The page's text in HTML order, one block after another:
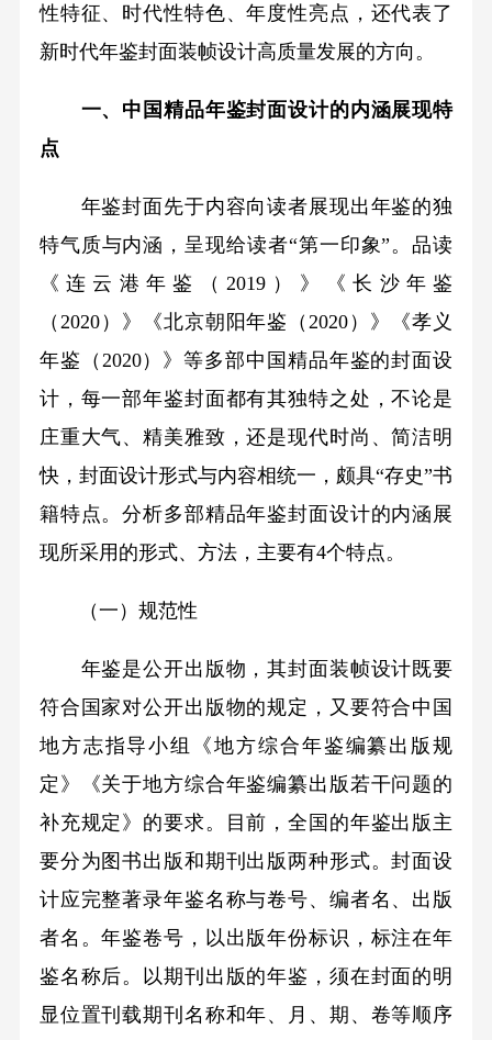
性特征、时代性特色、年度性亮点，还代表了
新时代年鉴封面装帧设计高质量发展的方向。
一、中国精品年鉴封面设计的内涵展现特
点
年鉴封面先于内容向读者展现出年鉴的独
特气质与内涵，呈现给读者“第一印象”。品读
《连云港年鉴（2019）》《长沙年鉴
（2020）》《北京朝阳年鉴（2020）》《孝义
年鉴（2020）》等多部中国精品年鉴的封面设
计，每一部年鉴封面都有其独特之处，不论是
庄重大气、精美雅致，还是现代时尚、简洁明
快，封面设计形式与内容相统一，颇具“存史”书
籍特点。分析多部精品年鉴封面设计的内涵展
现所采用的形式、方法，主要有4个特点。
（一）规范性
年鉴是公开出版物，其封面装帧设计既要
符合国家对公开出版物的规定，又要符合中国
地方志指导小组《地方综合年鉴编纂出版规
定》《关于地方综合年鉴编纂出版若干问题的
补充规定》的要求。目前，全国的年鉴出版主
要分为图书出版和期刊出版两种形式。封面设
计应完整著录年鉴名称与卷号、编者名、出版
者名。年鉴卷号，以出版年份标识，标注在年
鉴名称后。以期刊出版的年鉴，须在封面的明
显位置刊载期刊名称和年、月、期、卷等顺序